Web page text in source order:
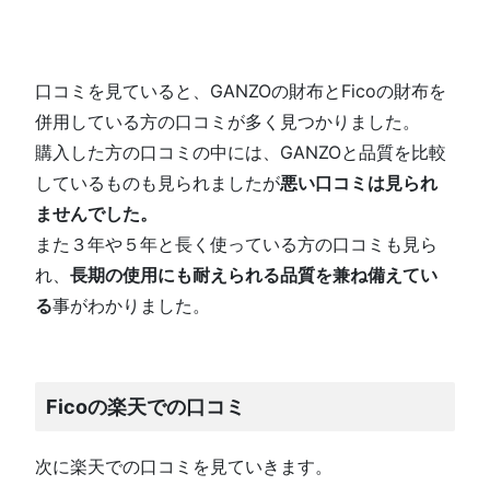
口コミを見ていると、GANZOの財布とFicoの財布を
併用している方の口コミが多く見つかりました。
購入した方の口コミの中には、GANZOと品質を比較
しているものも見られましたが悪い口コミは見られ
ませんでした。
また３年や５年と長く使っている方の口コミも見ら
れ、長期の使用にも耐えられる品質を兼ね備えてい
る事がわかりました。
Ficoの楽天での口コミ
次に楽天での口コミを見ていきます。